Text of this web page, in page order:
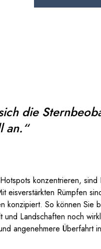
die
an.“
konzentrieren,
Rümpfen
konzipiert. So können Sie
Landschaften noch
angenehmere Überfahrt